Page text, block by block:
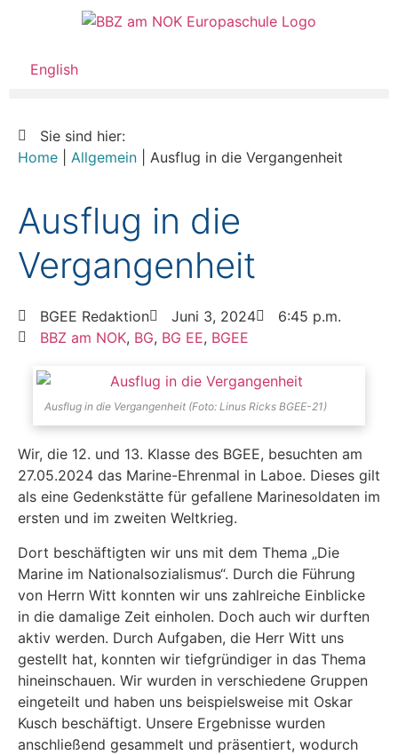
English
Sie sind hier:
Home
Allgemein Ausflug in die Vergangenheit
Ausflug in die
Vergangenheit
BGEE Redaktion Juni 3, 2024
6:45 p.m.
BBZ am NOK, BG, BG EE, BGEE
Ausflug in die Vergangenheit (Foto: Linus Ricks BGEE-21)
Wir, die 12. und 13. Klasse des BGEE, besuchten am
27.05.2024 das Marine-Ehrenmal in Laboe. Dieses gilt
als eine Gedenkstätte für gefallene Marinesoldaten im
ersten und im zweiten Weltkrieg.
Dort beschäftigten wir uns mit dem Thema „Die
Marine im Nationalsozialismus“. Durch die Führung
von Herrn Witt konnten wir uns zahlreiche Einblicke
in die damalige Zeit einholen. Doch auch wir durften
aktiv werden. Durch Aufgaben, die Herr Witt uns
gestellt hat, konnten wir tiefgründiger in das Thema
hineinschauen. Wir wurden in verschiedene Gruppen
eingeteilt und haben uns beispielsweise mit Oskar
Kusch beschäftigt. Unsere Ergebnisse wurden
anschließend gesammelt und präsentiert, wodurch